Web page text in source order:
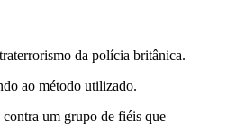
da polícia britânica.
ao método utilizado.
um grupo de fiéis que